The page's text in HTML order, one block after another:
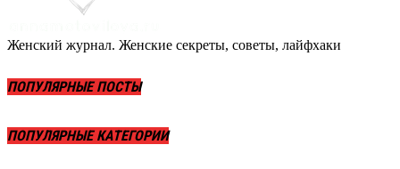
Женский журнал. Женские секреты, советы, лайфхаки
ПОПУЛЯРНЫЕ ПОСТЫ
ПОПУЛЯРНЫЕ КАТЕГОРИИ